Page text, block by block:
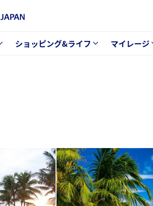
ショッピング&ライフ マイレージ